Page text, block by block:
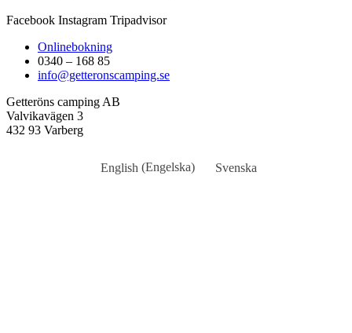
Facebook Instagram Tripadvisor
Onlinebokning
0340 – 168 85
info@getteronscamping.se
Getteröns camping AB
Valvikavägen 3
432 93 Varberg
English (Engelska) Svenska